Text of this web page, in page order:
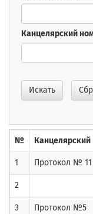
Канцелярский
Искать
№ Канцелярский
1 Протокол № 11
2
3 Протокол №5